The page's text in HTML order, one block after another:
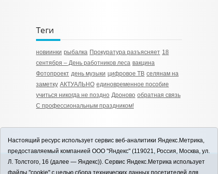
Теги
новиинки рыбалка Прокуратура разъясняет 18
сентября – День работников леса вакцина
Фотопроект день музыки цифровое ТВ селянам на
заметку АКТУАЛЬНО единовременное пособие
учиться никогда не поздно Дроново обратная связь
С профессиональным праздником!
12+
Настоящий ресурс использует сервис веб-аналитики Яндекс.Метрика,
предоставляемый компанией ООО "Яндекс" (119021, Россия, Москва, ул.
Л. Толстого, 16 (далее — Яндекс)). Сервис Яндекс.Метрика использует
файлы "cookie" с целью сбора технических данных посетителей для